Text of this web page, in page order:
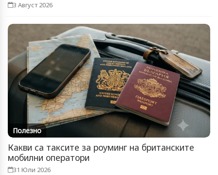
3 Август 2026
Полезно
Какви са таксите за роуминг на британските
мобилни оператори
31 Юли 2026